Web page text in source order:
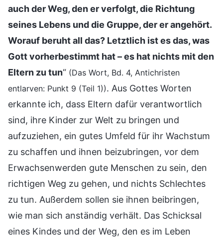
auch der Weg, den er verfolgt, die Richtung
seines Lebens und die Gruppe, der er angehört.
Worauf beruht all das? Letztlich ist es das, was
Gott vorherbestimmt hat – es hat nichts mit den
Eltern zu tun“ (Das Wort, Bd. 4, Antichristen
entlarven: Punkt 9 (Teil 1)). Aus Gottes Worten
erkannte ich, dass Eltern dafür verantwortlich
sind, ihre Kinder zur Welt zu bringen und
aufzuziehen, ein gutes Umfeld für ihr Wachstum
zu schaffen und ihnen beizubringen, vor dem
Erwachsenwerden gute Menschen zu sein, den
richtigen Weg zu gehen, und nichts Schlechtes
zu tun. Außerdem sollen sie ihnen beibringen,
wie man sich anständig verhält. Das Schicksal
eines Kindes und der Weg, den es im Leben